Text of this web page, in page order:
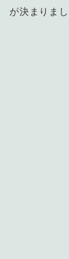
が決まりまし